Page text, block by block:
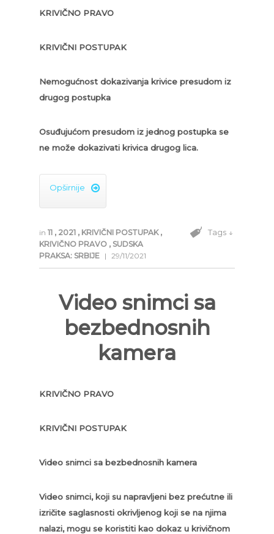
KRIVIČNO PRAVO
KRIVIČNI POSTUPAK
Nemogućnost dokazivanja krivice presudom iz
drugog postupka
Osuđujućom presudom iz jednog postupka se
ne može dokazivati krivica drugog lica.
Opširnije 
in 11 , 2021 , KRIVIČNI POSTUPAK ,
KRIVIČNO PRAVO , SUDSKA
PRAKSA: SRBIJE | 29/11/2021
Tags ↓
Video snimci sa
bezbednosnih
kamera
KRIVIČNO PRAVO
KRIVIČNI POSTUPAK
Video snimci sa bezbednosnih kamera
Video snimci, koji su napravljeni bez prećutne ili
izričite saglasnosti okrivljenog koji se na njima
nalazi, mogu se koristiti kao dokaz u krivičnom